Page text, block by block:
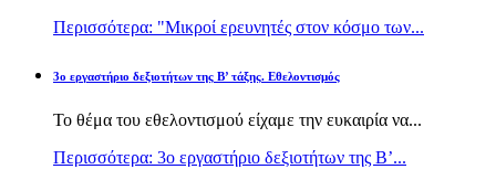
Περισσότερα: "Μικροί ερευνητές στον κόσμο των...
3ο εργαστήριο δεξιοτήτων της Β’ τάξης. Εθελοντισμός
Το θέμα του εθελοντισμού είχαμε την ευκαιρία να...
Περισσότερα: 3ο εργαστήριο δεξιοτήτων της Β’...